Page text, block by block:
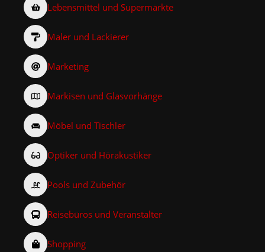
Lebensmittel und Supermärkte
Maler und Lackierer
Marketing
Markisen und Glasvorhänge
Möbel und Tischler
Optiker und Hörakustiker
Pools und Zubehör
Reisebüros und Veranstalter
Shopping